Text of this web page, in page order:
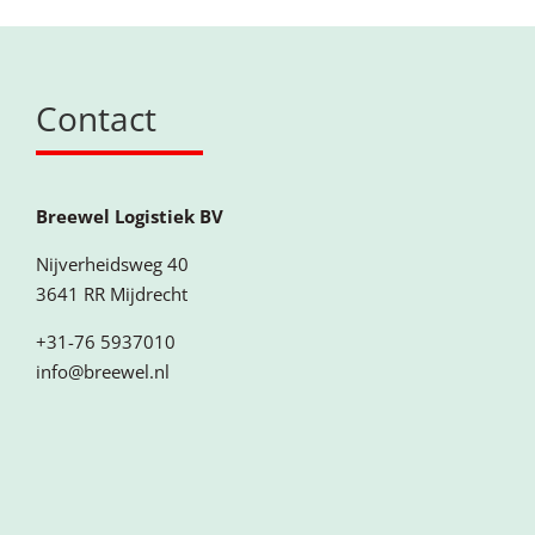
Contact
Breewel Logistiek BV
Nijverheidsweg 40
3641 RR Mijdrecht
+31-76 5937010
info@breewel.nl